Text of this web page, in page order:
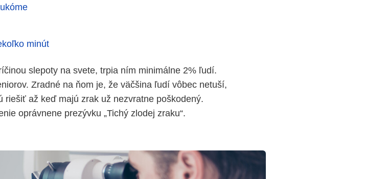
minút
slepoty na svete, trpia ním minimálne 2% ľudí.
Zradné na ňom je, že väčšina ľudí vôbec netuší,
riešiť až keď majú zrak už nezvratne poškodený.
oprávnene prezývku „Tichý zlodej zraku“.